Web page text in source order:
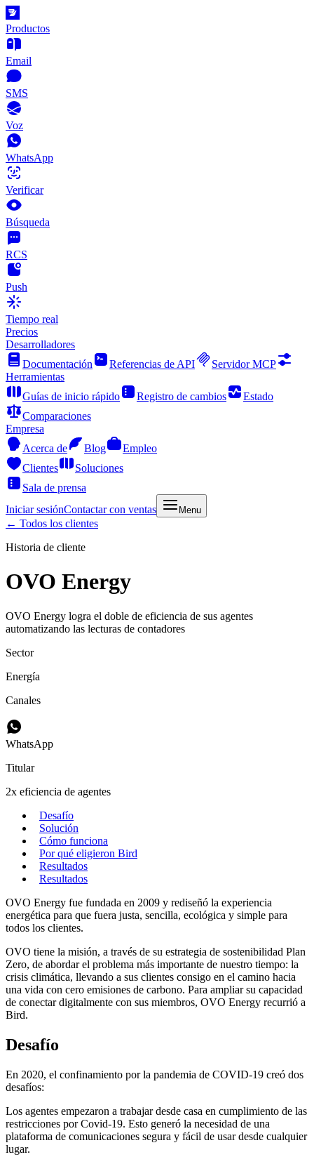
Productos
Email
SMS
Voz
WhatsApp
Verificar
Búsqueda
RCS
Push
Tiempo real
Precios
Desarrolladores
Documentación
Referencias de API
Servidor MCP
Herramientas
Guías de inicio rápido
Registro de cambios
Estado
Comparaciones
Empresa
Acerca de
Blog
Empleo
Clientes
Soluciones
Sala de prensa
Iniciar sesiónContactar con ventas Menu
← Todos los clientes
Historia de cliente
OVO Energy
OVO Energy logra el doble de eficiencia de sus agentes
automatizando las lecturas de contadores
Sector
Energía
Canales
WhatsApp
Titular
2x eficiencia de agentes
Desafío
Solución
Cómo funciona
Por qué eligieron Bird
Resultados
Resultados
OVO Energy fue fundada en 2009 y rediseñó la experiencia
energética para que fuera justa, sencilla, ecológica y simple para
todos los clientes.
OVO tiene la misión, a través de su estrategia de sostenibilidad Plan
Zero, de abordar el problema más importante de nuestro tiempo: la
crisis climática, llevando a sus clientes consigo en el camino hacia
una vida con cero emisiones de carbono. Para ampliar su capacidad
de conectar digitalmente con sus miembros, OVO Energy recurrió a
Bird.
Desafío
En 2020, el confinamiento por la pandemia de COVID-19 creó dos
desafíos:
Los agentes empezaron a trabajar desde casa en cumplimiento de las
restricciones por Covid-19. Esto generó la necesidad de una
plataforma de comunicaciones segura y fácil de usar desde cualquier
lugar.